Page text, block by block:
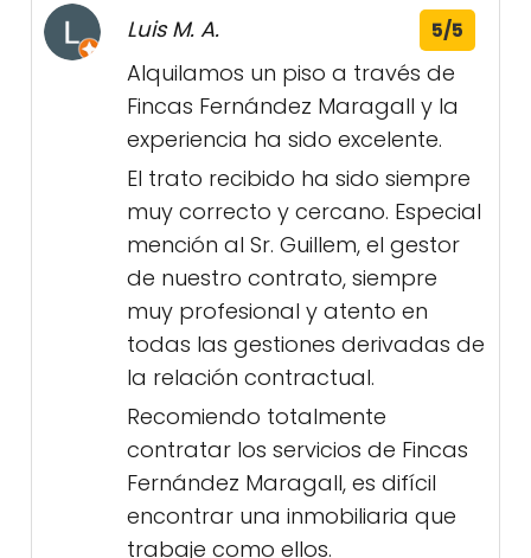
Luis M. A. 5/5
Alquilamos un piso a través de
Fincas Fernández Maragall y la
experiencia ha sido excelente.
El trato recibido ha sido siempre
muy correcto y cercano. Especial
mención al Sr. Guillem, el gestor
de nuestro contrato, siempre
muy profesional y atento en
todas las gestiones derivadas de
la relación contractual.
Recomiendo totalmente
contratar los servicios de Fincas
Fernández Maragall, es difícil
encontrar una inmobiliaria que
trabaje como ellos.